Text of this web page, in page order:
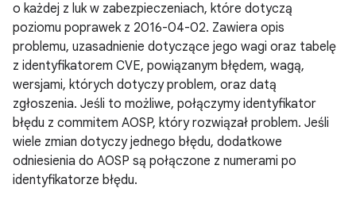
o każdej z luk w zabezpieczeniach, które dotyczą
poziomu poprawek z 2016-04-02. Zawiera opis
problemu, uzasadnienie dotyczące jego wagi oraz tabelę
z identyfikatorem CVE, powiązanym błędem, wagą,
wersjami, których dotyczy problem, oraz datą
zgłoszenia. Jeśli to możliwe, połączymy identyfikator
błędu z commitem AOSP, który rozwiązał problem. Jeśli
wiele zmian dotyczy jednego błędu, dodatkowe
odniesienia do AOSP są połączone z numerami po
identyfikatorze błędu.